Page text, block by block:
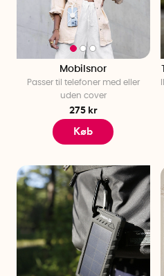
Mobilsnor
Passer til telefoner med eller
uden cover
275 kr
Køb